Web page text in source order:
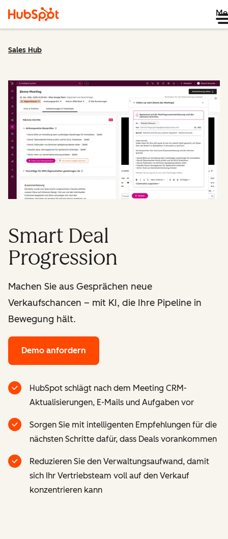
Sales Hub
Smart Deal
Progression
Machen Sie aus Gesprächen neue
Verkaufschancen – mit KI, die Ihre Pipeline in
Bewegung hält.
Demo anfordern
HubSpot schlägt nach dem Meeting CRM-
Aktualisierungen, E-Mails und Aufgaben vor
Sorgen Sie mit intelligenten Empfehlungen für die
nächsten Schritte dafür, dass Deals vorankommen
Reduzieren Sie den Verwaltungsaufwand, damit
sich Ihr Vertriebsteam voll auf den Verkauf
konzentrieren kann